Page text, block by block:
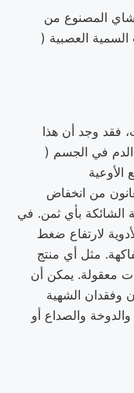
المصنوع من
العصبية (
فقد وجد أن هذا
في الجسم (
الأوعية
من انخفاض
الشائكة بأي ثمن. في
لارتفاع ضغط
مثل أي منتج
معقولة. يمكن أن
وفقدان الشهية
والصداع أو